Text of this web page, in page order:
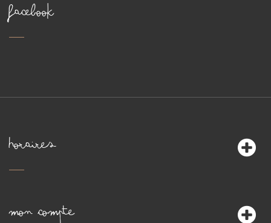
FACEBOOK
HORAIRES
MON COMPTE